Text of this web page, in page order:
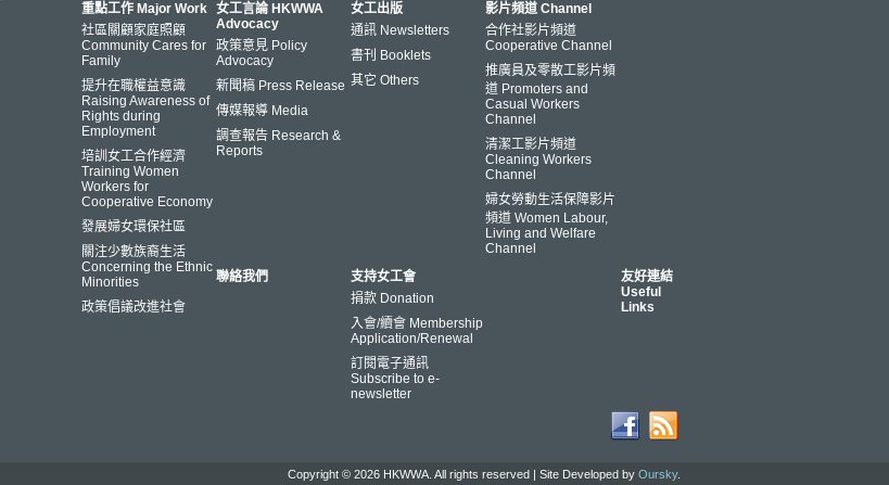
重點工作 Major Work
社區關顧家庭照顧
Community Cares for
Family
提升在職權益意識
Raising Awareness of
Rights during
Employment
培訓女工合作經濟
Training Women
Workers for
Cooperative Economy
發展婦女環保社區
關注少數族裔生活
Concerning the Ethnic
Minorities
政策倡議改進社會
女工言論 HKWWA
Advocacy
政策意見 Policy
Advocacy
新聞稿 Press Release
傳媒報導 Media
調查報告 Research &
Reports
女工出版
通訊 Newsletters
書刊 Booklets
其它 Others
影片頻道 Channel
合作社影片頻道
Cooperative Channel
推廣員及零散工影片頻
道 Promoters and
Casual Workers
Channel
清潔工影片頻道
Cleaning Workers
Channel
婦女勞動生活保障影片
頻道 Women Labour,
Living and Welfare
Channel
聯絡我們
支持女工會
捐款 Donation
入會/續會 Membership
Application/Renewal
訂閱電子通訊
Subscribe to e-
newsletter
友好連結
Useful
Links
Copyright © 2026 HKWWA. All rights reserved | Site Developed by Oursky.